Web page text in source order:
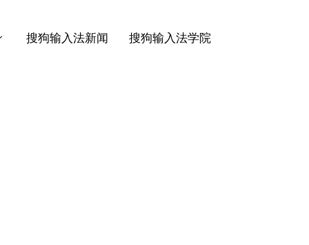
搜狗输入法新闻 搜狗输入法学院